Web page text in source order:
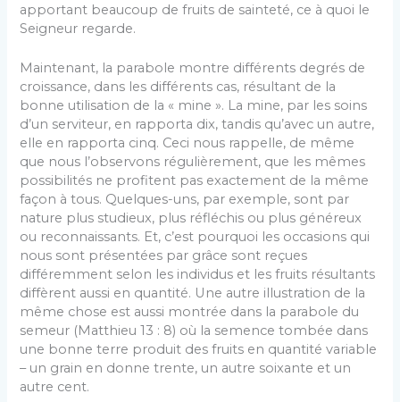
apportant beaucoup de fruits de sainteté, ce à quoi le
Seigneur regarde.
Maintenant, la parabole montre différents degrés de
croissance, dans les différents cas, résultant de la
bonne utilisation de la « mine ». La mine, par les soins
d’un serviteur, en rapporta dix, tandis qu’avec un autre,
elle en rapporta cinq. Ceci nous rappelle, de même
que nous l’observons régulièrement, que les mêmes
possibilités ne profitent pas exactement de la même
façon à tous. Quelques-uns, par exemple, sont par
nature plus studieux, plus réfléchis ou plus généreux
ou reconnaissants. Et, c’est pourquoi les occasions qui
nous sont présentées par grâce sont reçues
différemment selon les individus et les fruits résultants
diffèrent aussi en quantité. Une autre illustration de la
même chose est aussi montrée dans la parabole du
semeur (Matthieu 13 : 8) où la semence tombée dans
une bonne terre produit des fruits en quantité variable
– un grain en donne trente, un autre soixante et un
autre cent.